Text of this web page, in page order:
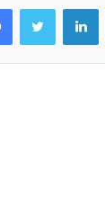
FacebookTwitter